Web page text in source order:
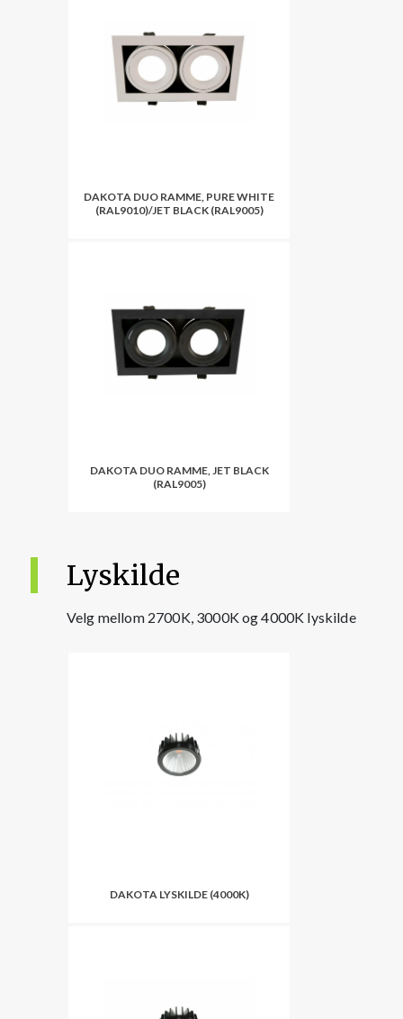
DAKOTA DUO RAMME, PURE WHITE
(RAL9010)/JET BLACK (RAL9005)
DAKOTA DUO RAMME, JET BLACK
(RAL9005)
Lyskilde
Velg mellom 2700K, 3000K og 4000K lyskilde
DAKOTA LYSKILDE (4000K)